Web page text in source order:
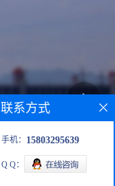
联系方式
手机： 15803295639
Q Q：